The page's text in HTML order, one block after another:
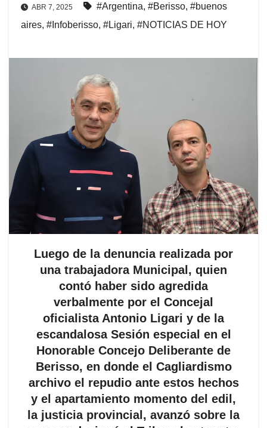
ABR 7, 2025 #Argentina, #Berisso, #buenos
aires, #Infoberisso, #Ligari, #NOTICIAS DE HOY
Luego de la denuncia realizada por
una trabajadora Municipal, quien
contó haber sido agredida
verbalmente por el Concejal
oficialista Antonio Ligari y de la
escandalosa Sesión especial en el
Honorable Concejo Deliberante de
Berisso, en donde el Cagliardismo
archivo el repudio ante estos hechos
y el apartamiento momento del edil,
la justicia provincial, avanzó sobre la